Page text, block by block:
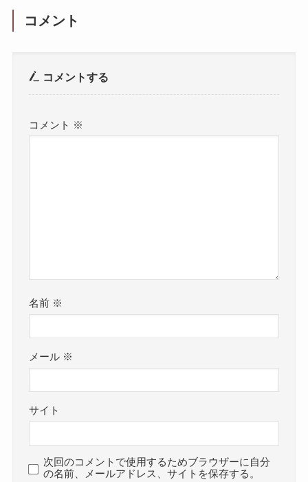
コメント
コメントする
コメント ※
名前 ※
メール ※
サイト
次回のコメントで使用するためブラウザーに自分
の名前、メールアドレス、サイトを保存する。